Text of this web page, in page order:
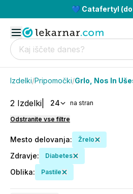
💙 Catafertyl
Izdelki/Pripomočki/Grlo, Nos In
2 Izdelki 24 na stran
Odstranite vse filtre
Mesto delovanja: Žrelo
Zdravje: Diabetes
Oblika: Pastile